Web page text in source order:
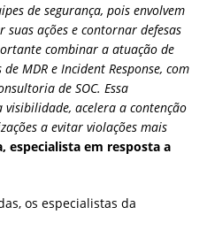
de segurança, pois envolvem
suas ações e contornar defesas
combinar a atuação de
MDR e Incident Response, com
de SOC. Essa
acelera a contenção
a evitar violações mais
especialista em resposta a
os especialistas da